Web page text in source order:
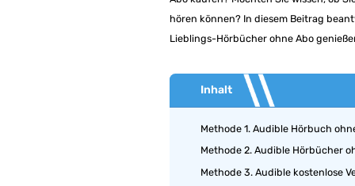
hören können? In diesem Beitrag
Lieblings-Hörbücher ohne Abo
Inhalt
Methode 1. Audible Hörbuch
Methode 2. Audible Hörbücher
Methode 3. Audible kostenlose